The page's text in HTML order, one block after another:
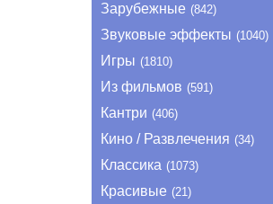
Зарубежные (842)
Звуковые эффекты (1040)
Игры (1810)
Из фильмов (591)
Кантри (406)
Кино / Развлечения (34)
Классика (1073)
Красивые (21)